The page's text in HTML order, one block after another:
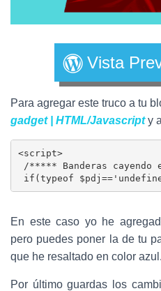
Vista
Para agregar este truco a tu
gadget | HTML/Javascripty
<script>
/***** Banderas
if(typeof
En este caso yo he
pero puedes poner la de tu
que he resaltado en color azul.
Por último guardas los